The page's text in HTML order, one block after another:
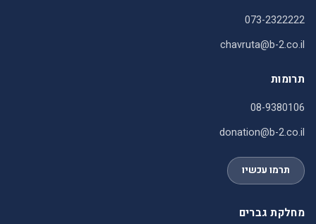
073-2322222
chavruta@b-2.co.il
תרומות
08-9380106
donation@b-2.co.il
תרמו עכשיו
מחלקת גברים